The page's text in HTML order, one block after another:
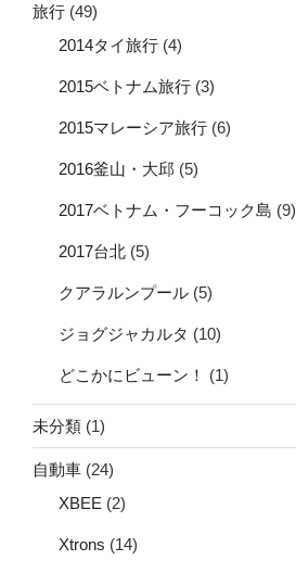
旅行 (49)
2014タイ旅行 (4)
2015ベトナム旅行 (3)
2015マレーシア旅行 (6)
2016釜山・大邱 (5)
2017ベトナム・フーコック島 (9)
2017台北 (5)
クアラルンプール (5)
ジョグジャカルタ (10)
どこかにビューン！ (1)
未分類 (1)
自動車 (24)
XBEE (2)
Xtrons (14)